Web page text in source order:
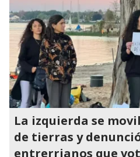
La izquierda se
de tierras y
entrerrianos que